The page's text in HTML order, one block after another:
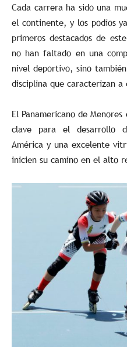
Cada carrera ha sido una
el continente, y los podios
primeros destacados de
no han faltado en una
nivel deportivo, sino
disciplina que caracterizan a
El Panamericano de
clave para el desarrollo
América y una excelente
inicien su camino en el alto